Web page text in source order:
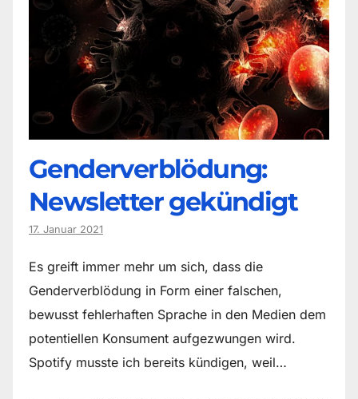
Genderverblödung:
Newsletter gekündigt
17. Januar 2021
Es greift immer mehr um sich, dass die
Genderverblödung in Form einer falschen,
bewusst fehlerhaften Sprache in den Medien dem
potentiellen Konsument aufgezwungen wird.
Spotify musste ich bereits kündigen, weil…